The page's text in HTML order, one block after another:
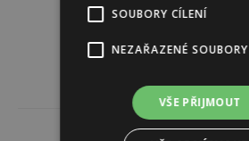
SOUBORY CÍLENÍ
NEZAŘAZENÉ SOUBORY
VŠE PŘIJMOUT